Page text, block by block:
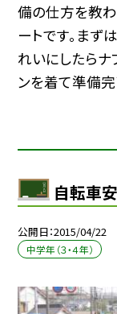
備の仕方を教
ートです。まず
れいにしたらナ
ンを着て準備完
自転車
公開日 2015/04/22
中学年（３・４年）